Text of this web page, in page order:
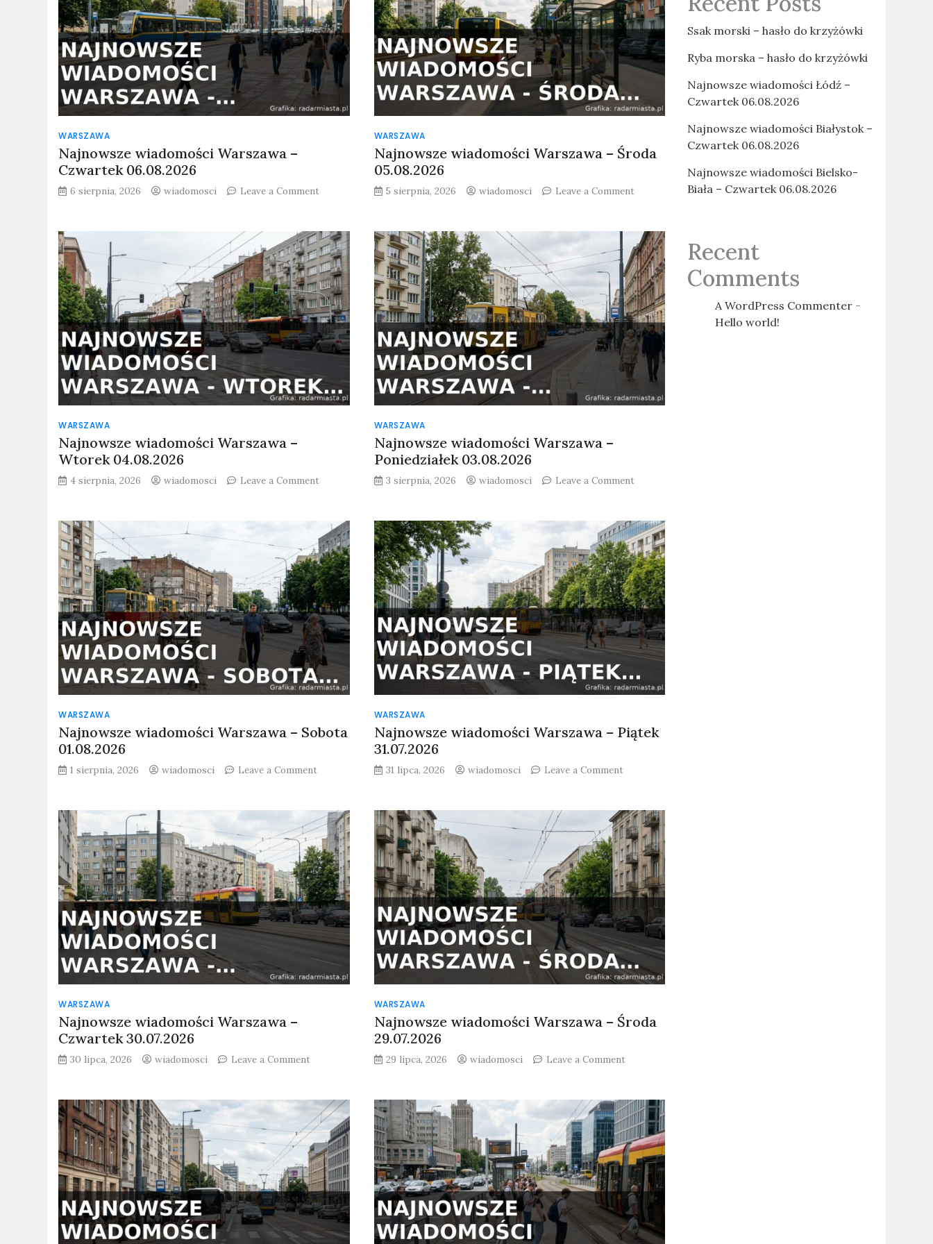
WARSZAWA
Najnowsze wiadomości Warszawa –
Czwartek 06.08.2026
6 sierpnia, 2026 wiadomosci Leave a Commenton
Warszawa
–
Czwartek
06.08.2026
WARSZAWA
Najnowsze wiadomości Warszawa – Środa
05.08.2026
5 sierpnia, 2026 wiadomosci Leave a Commenton
Warszawa
–
Środa
05.08.2026
WARSZAWA
Najnowsze wiadomości Warszawa –
Wtorek 04.08.2026
4 sierpnia, 2026 wiadomosci Leave a Commenton
Warszawa
–
Wtorek
04.08.2026
WARSZAWA
Najnowsze wiadomości Warszawa –
Poniedziałek 03.08.2026
3 sierpnia, 2026 wiadomosci Leave a Commenton
Warszawa
–
Poniedziałek
03.08.2026
WARSZAWA
Najnowsze wiadomości Warszawa – Sobota
01.08.2026
1 sierpnia, 2026 wiadomosci Leave a Commenton
Warszawa
–
Sobota
01.08.2026
WARSZAWA
Najnowsze wiadomości Warszawa – Piątek
31.07.2026
31 lipca, 2026 wiadomosci Leave a Commenton
Warszawa
–
Piątek
31.07.2026
WARSZAWA
Najnowsze wiadomości Warszawa –
Czwartek 30.07.2026
30 lipca, 2026 wiadomosci Leave a Commenton
Warszawa
Czwartek
30.07.2026
WARSZAWA
Najnowsze wiadomości Warszawa – Środa
29.07.2026
29 lipca, 2026 wiadomosci Leave a Commenton
Warszawa
–
Środa
29.07.2026
Ssak morski – hasło do krzyżówki
Ryba morska – hasło do krzyżówki
Najnowsze wiadomości Łódź –
Czwartek 06.08.2026
Najnowsze wiadomości Białystok –
Czwartek 06.08.2026
Najnowsze wiadomości Bielsko-
Biała – Czwartek 06.08.2026
Recent
Comments
A WordPress Commenter-
Hello world!